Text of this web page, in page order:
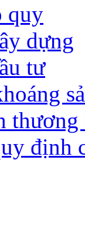
quy
dựng
tư
thương
định